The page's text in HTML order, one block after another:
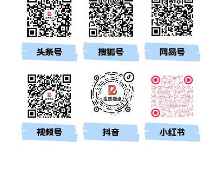
·和治友德|大暑养生指南：湿热交蒸 三宜三防
·和治友德 | 曼德拉国际日：生命不止活着
·和治友德：请收下2026年三伏天养生指南